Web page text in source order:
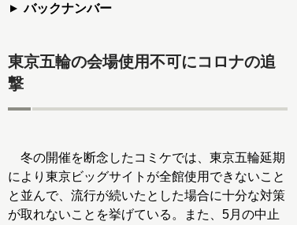
バックナンバー
東京五輪の会場使用不可にコロナの追
撃
冬の開催を断念したコミケでは、東京五輪延期
により東京ビッグサイトが全館使用できないこと
と並んで、流行が続いたとした場合に十分な対策
が取れないことを挙げている。また、5月の中止